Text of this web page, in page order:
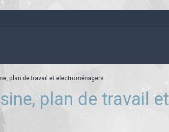
plan de travail et electroménagers
plan de travail et